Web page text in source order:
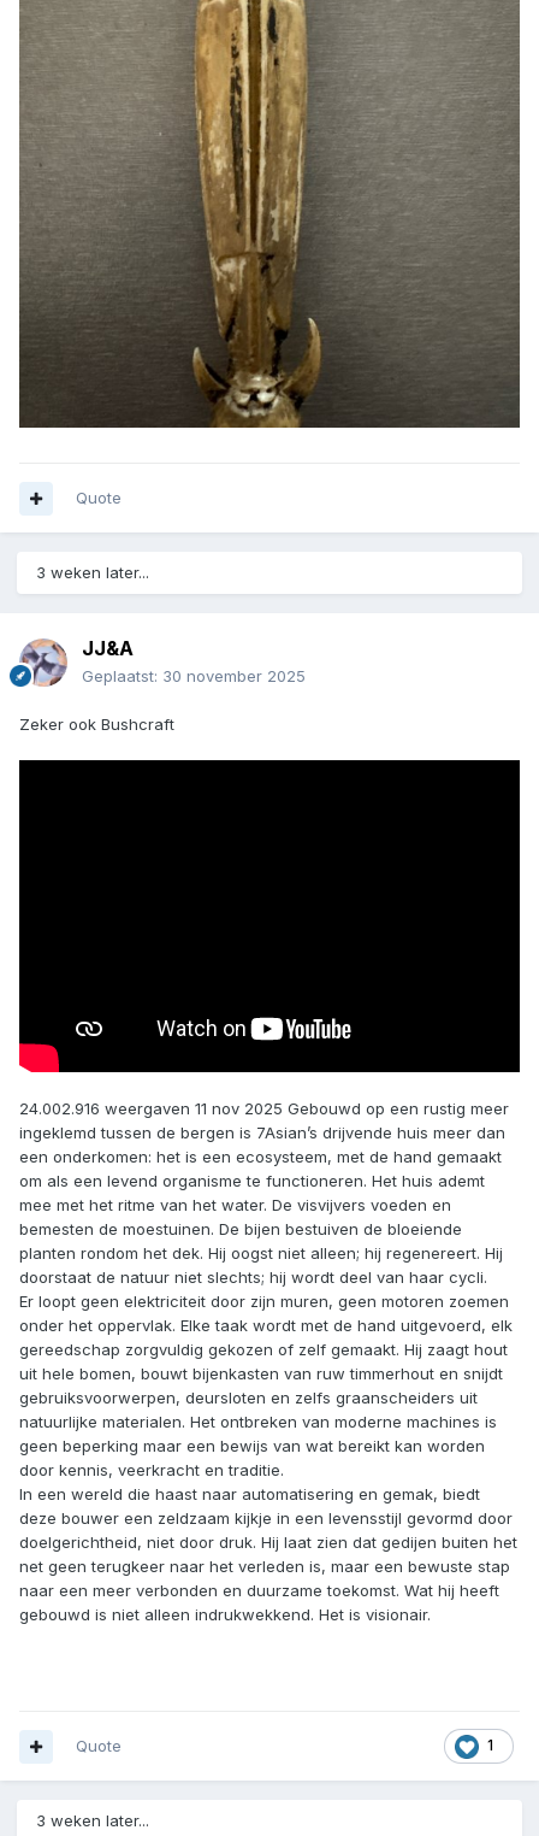
Quote
3 weken later...
JJ&A
Geplaatst: 30 november 2025
Zeker ook Bushcraft
24.002.916 weergaven 11 nov 2025 Gebouwd op een rustig meer
ingeklemd tussen de bergen is 7Asian’s drijvende huis meer dan
een onderkomen: het is een ecosysteem, met de hand gemaakt
om als een levend organisme te functioneren. Het huis ademt
mee met het ritme van het water. De visvijvers voeden en
bemesten de moestuinen. De bijen bestuiven de bloeiende
planten rondom het dek. Hij oogst niet alleen; hij regenereert. Hij
doorstaat de natuur niet slechts; hij wordt deel van haar cycli.
Er loopt geen elektriciteit door zijn muren, geen motoren zoemen
onder het oppervlak. Elke taak wordt met de hand uitgevoerd, elk
gereedschap zorgvuldig gekozen of zelf gemaakt. Hij zaagt hout
uit hele bomen, bouwt bijenkasten van ruw timmerhout en snijdt
gebruiksvoorwerpen, deursloten en zelfs graanscheiders uit
natuurlijke materialen. Het ontbreken van moderne machines is
geen beperking maar een bewijs van wat bereikt kan worden
door kennis, veerkracht en traditie.
In een wereld die haast naar automatisering en gemak, biedt
deze bouwer een zeldzaam kijkje in een levensstijl gevormd door
doelgerichtheid, niet door druk. Hij laat zien dat gedijen buiten het
net geen terugkeer naar het verleden is, maar een bewuste stap
naar een meer verbonden en duurzame toekomst. Wat hij heeft
gebouwd is niet alleen indrukwekkend. Het is visionair.
1
Quote
3 weken later...